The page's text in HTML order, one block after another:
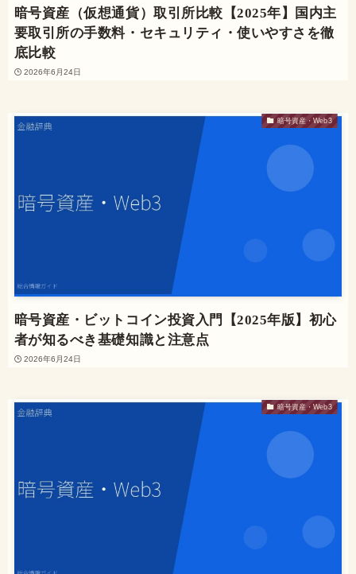
暗号資産（仮想通貨）取引所比較【2025年】国内主
要取引所の手数料・セキュリティ・使いやすさを徹
底比較
2026年6月24日
暗号資産・Web3
暗号資産・ビットコイン投資入門【2025年版】初心
者が知るべき基礎知識と注意点
2026年6月24日
暗号資産・Web3